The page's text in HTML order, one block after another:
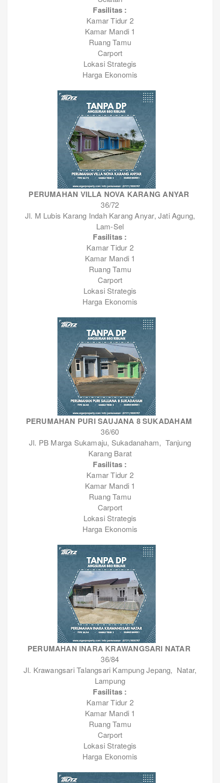
Fasilitas :
Kamar Tidur 2
Kamar Mandi 1
Ruang Tamu
Carport
Lokasi Strategis
Harga Ekonomis
PERUMAHAN VILLA NOVA KARANG ANYAR
36/72
Jl. M Lubis Karang Indah Karang Anyar, Jati Agung,
Lam-Sel
Fasilitas :
Kamar Tidur 2
Kamar Mandi 1
Ruang Tamu
Carport
Lokasi Strategis
Harga Ekonomis
PERUMAHAN PURI SAUJANA 8 SUKADAHAM
36/60
Jl. PB Marga Sukamaju, Sukadanaham, Tanjung
Karang Barat
Fasilitas :
Kamar Tidur 2
Kamar Mandi 1
Ruang Tamu
Carport
Lokasi Strategis
Harga Ekonomis
PERUMAHAN INARA KRAWANGSARI NATAR
36/84
Jl. Krawangsari Talangsari Kampung Jepang, Natar,
Lampung
Fasilitas :
Kamar Tidur 2
Kamar Mandi 1
Ruang Tamu
Carport
Lokasi Strategis
Harga Ekonomis